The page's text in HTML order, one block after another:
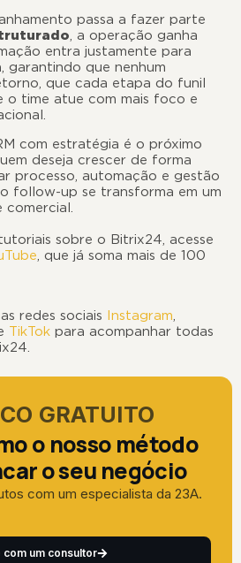
passa a fazer parte
, a operação ganha
entra justamente para
garantindo que nenhum
que cada etapa do funil
o time atue com mais foco e
com estratégia é o próximo
deseja crescer de forma
processo, automação e gestão
, o follow-up se transforma em um
sobre o Bitrix24, acesse
, que já soma mais de 100
redes sociais Instagram,
TikTok para acompanhar todas
GRATUITO
o nosso método
o seu negócio
com um especialista da 23A.
com um consultor